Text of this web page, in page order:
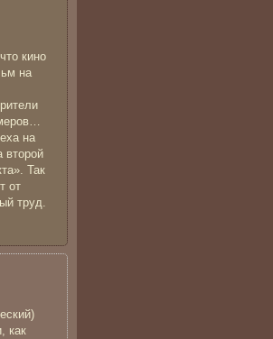
кино
на
на
второй
Так
от
труд.
как